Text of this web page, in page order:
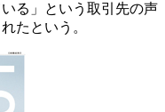
る」という取引先の声
たという。